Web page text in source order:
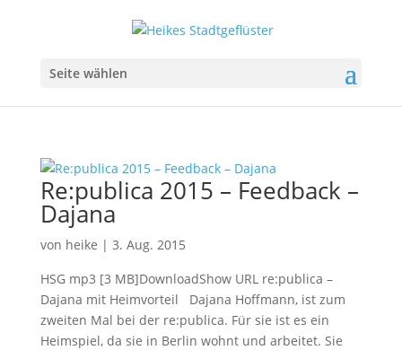
Seite wählen
Re:publica 2015 – Feedback –
Dajana
von heike | 3. Aug. 2015
HSG mp3 [3 MB]DownloadShow URL re:publica –
Dajana mit Heimvorteil Dajana Hoffmann, ist zum
zweiten Mal bei der re:publica. Für sie ist es ein
Heimspiel, da sie in Berlin wohnt und arbeitet. Sie